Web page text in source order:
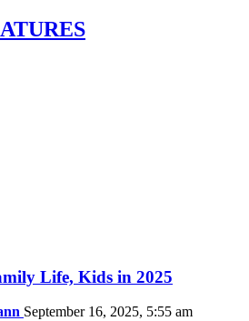
Life, Kids in 2025
September 16, 2025, 5:55 am